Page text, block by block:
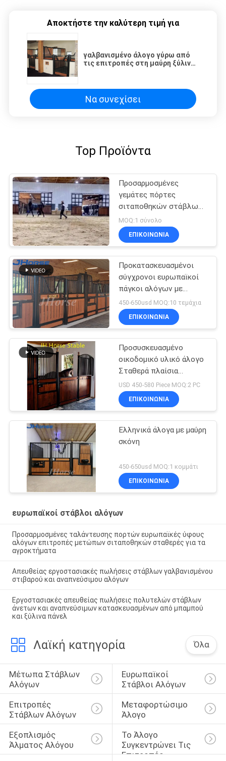
Αποκτήστε την καλύτερη τιμή για
γαλβανισμένο άλογο γύρω από
τις επιτροπές στη μαύρη ξύλινη
Να συνεχίσει
Top Προϊόντα
Προσαρμοσμένες
γεμάτες πόρτες
σιταποθηκών στάβλων
μπαμπού υψηλής
πυκνότητας σκληρές
MOQ:1 σύνολο
ΕΠΙΚΟΙΝΩΝΙΑ
Προκατασκευασμένοι
σύγχρονοι ευρωπαϊκοί
πάγκοι αλόγων με
μπαμπού, προαιρετικά
450-650usd MOQ:10 τεμάχια
ΕΠΙΚΟΙΝΩΝΙΑ
Προσυσκευασμένο
οικοδομικό υλικό άλογο
Σταθερά πλαίσια
σταθμού Ανεξάρτητα
USD 450-580 Piece MOQ:2 PC
ΕΠΙΚΟΙΝΩΝΙΑ
Ελληνικά άλογα με μαύρη
σκόνη
450-650usd MOQ:1 κομμάτι
ΕΠΙΚΟΙΝΩΝΙΑ
ευρωπαϊκοί στάβλοι αλόγων
Προσαρμοσμένες ταλάντευσης πορτών ευρωπαϊκές ύφους
αλόγων επιτροπές μετώπων σιταποθηκών σταθερές για τα
αγροκτήματα
Απευθείας εργοστασιακές πωλήσεις στάβλων γαλβανισμένου
στιβαρού και αναπνεύσιμου αλόγων
Εργοστασιακές απευθείας πωλήσεις πολυτελών στάβλων
άνετων και αναπνεύσιμων κατασκευασμένων από μπαμπού
και ξύλινα πάνελ
Λαϊκή κατηγορία Όλα
Μέτωπα Στάβλων
Αλόγων
Ευρωπαϊκοί
Στάβλοι Αλόγων
Επιτροπές
Στάβλων Αλόγων
Μεταφορτώσιμο
Άλογο
Εξοπλισμός
Άλματος Αλόγου
Το Άλογο
Συγκεντρώνει Τις
Επιτροπές